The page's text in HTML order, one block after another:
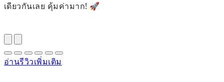
เดียวกันเลย คุ้มค่ามาก! 🚀
อ่านรีวิวเพิ่มเติม